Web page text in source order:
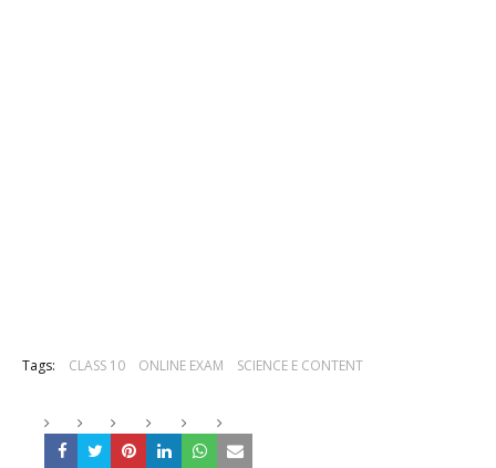
Tags: CLASS 10 ONLINE EXAM SCIENCE E CONTENT